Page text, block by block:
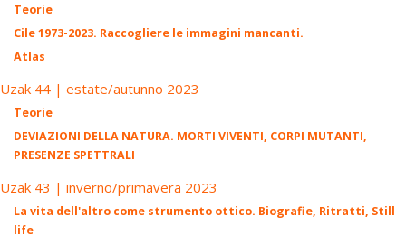
Teorie
Cile 1973-2023. Raccogliere le immagini mancanti.
Atlas
Uzak 44 | estate/autunno 2023
Teorie
DEVIAZIONI DELLA NATURA. MORTI VIVENTI, CORPI MUTANTI,
PRESENZE SPETTRALI
Uzak 43 | inverno/primavera 2023
La vita dell'altro come strumento ottico. Biografie, Ritratti, Still
life